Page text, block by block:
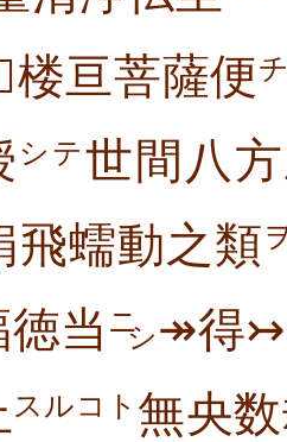
楼亘菩薩便
シテ世間八
飛蠕動之類
当 ニシ↠得↣
スルコト 無央